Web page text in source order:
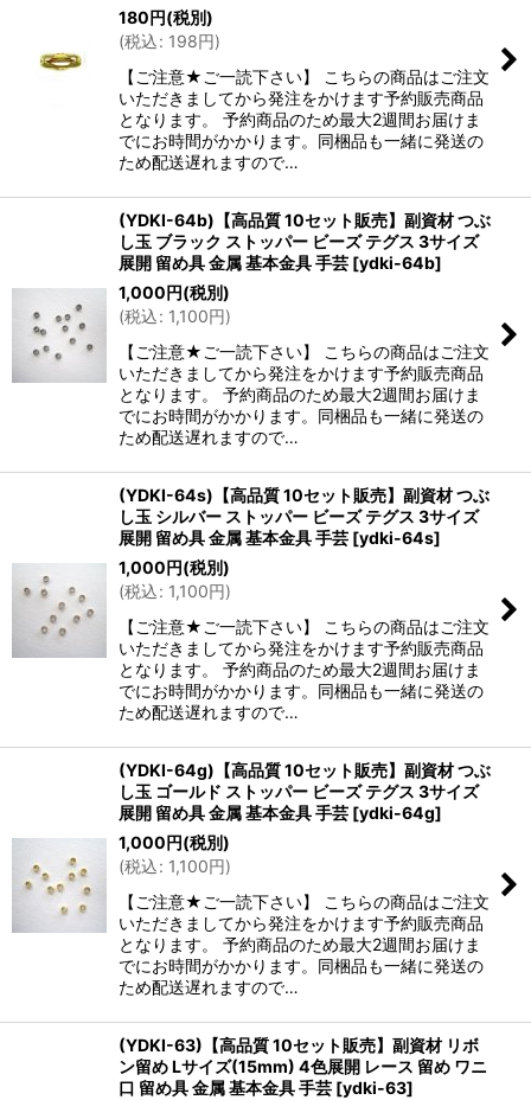
180円(税別)
(税込: 198円)
【ご注意★ご一読下さい】 こちらの商品はご注文
いただきましてから発注をかけます予約販売商品
となります。 予約商品のため最大2週間お届けま
でにお時間がかかります。同梱品も一緒に発送の
ため配送遅れますので…
(YDKI-64b)【高品質 10セット販売】副資材 つぶ
し玉 ブラック ストッパー ビーズ テグス 3サイズ
展開 留め具 金属 基本金具 手芸 [ydki-64b]
1,000円(税別)
(税込: 1,100円)
【ご注意★ご一読下さい】 こちらの商品はご注文
いただきましてから発注をかけます予約販売商品
となります。 予約商品のため最大2週間お届けま
でにお時間がかかります。同梱品も一緒に発送の
ため配送遅れますので…
(YDKI-64s)【高品質 10セット販売】副資材 つぶ
し玉 シルバー ストッパー ビーズ テグス 3サイズ
展開 留め具 金属 基本金具 手芸 [ydki-64s]
1,000円(税別)
(税込: 1,100円)
【ご注意★ご一読下さい】 こちらの商品はご注文
いただきましてから発注をかけます予約販売商品
となります。 予約商品のため最大2週間お届けま
でにお時間がかかります。同梱品も一緒に発送の
ため配送遅れますので…
(YDKI-64g)【高品質 10セット販売】副資材 つぶ
し玉 ゴールド ストッパー ビーズ テグス 3サイズ
展開 留め具 金属 基本金具 手芸 [ydki-64g]
1,000円(税別)
(税込: 1,100円)
【ご注意★ご一読下さい】 こちらの商品はご注文
いただきましてから発注をかけます予約販売商品
となります。 予約商品のため最大2週間お届けま
でにお時間がかかります。同梱品も一緒に発送の
ため配送遅れますので…
(YDKI-63)【高品質 10セット販売】副資材 リボ
ン留め Lサイズ(15mm) 4色展開 レース 留め ワニ
口 留め具 金属 基本金具 手芸 [ydki-63]